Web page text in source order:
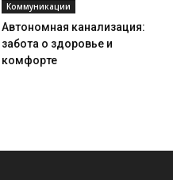
Коммуникации
Автономная канализация:
забота о здоровье и
комфорте